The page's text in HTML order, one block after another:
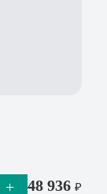
+ 48 936 ₽